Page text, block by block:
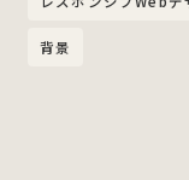
背景